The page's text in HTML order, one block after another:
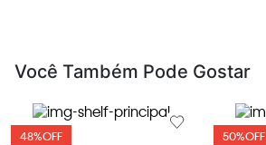
Você Também Pode Gostar
48%OFF 50%OFF